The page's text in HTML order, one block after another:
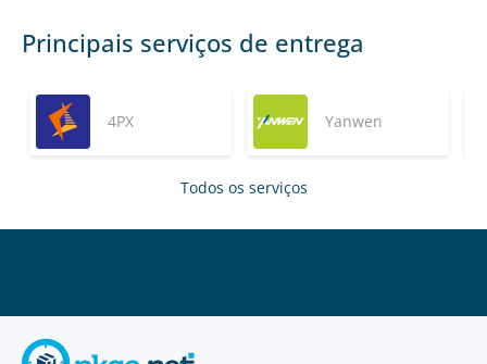
Principais serviços de entrega
4PX Yanwen
Todos os serviços